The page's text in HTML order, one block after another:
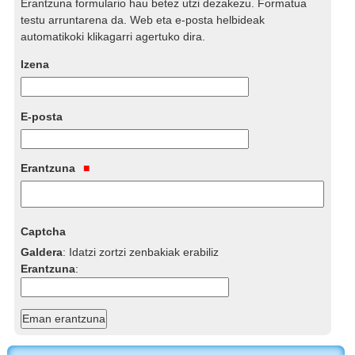
Erantzuna formulario hau betez utzi dezakezu. Formatua
testu arruntarena da. Web eta e-posta helbideak
automatikoki klikagarri agertuko dira.
Izena
E-posta
Erantzuna
Captcha
Galdera: Idatzi zortzi zenbakiak erabiliz
Erantzuna: